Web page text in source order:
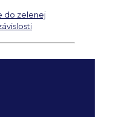
do zelenej